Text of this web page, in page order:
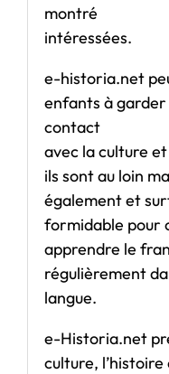
montré
intéressées.
e-historia.net
enfants à garder
contact
avec la culture
ils sont au loin
également et
formidable pour
apprendre le
régulièrement
langue.
e-Historia.net
culture, l’histoire